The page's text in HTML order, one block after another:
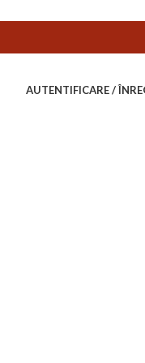
AUTENTIFICARE /